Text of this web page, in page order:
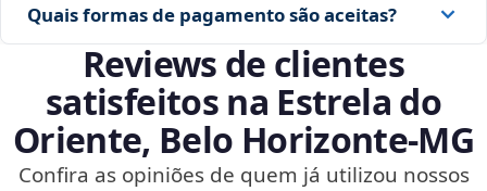
Quais formas de pagamento são aceitas?
Reviews de clientes
satisfeitos na Estrela do
Oriente, Belo Horizonte‑MG
Confira as opiniões de quem já utilizou nossos